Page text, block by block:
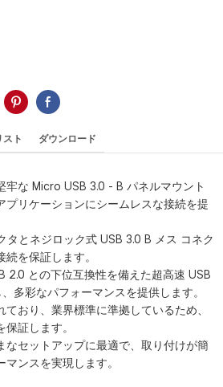
スト ダウンロード
牢な Micro USB 3.0 - B パネルマウント
プリケーションにシームレスな接続を提
タとネジロック式 USB 3.0 B メス コネク
を保証します。
2.0 との下位互換性を備えた超高速 USB
多彩なパフォーマンスを提供します。
おり、業界標準に準拠しているため、
証します。
なセットアップに最適で、取り付けが簡
ンスを実現します。